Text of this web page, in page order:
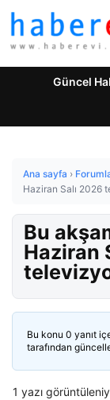
Güncel
Ana sayfa ›
Haziran Salı 2026
Bu
Haziran
Bu konu 0 yanıt
tarafından
1 yazı